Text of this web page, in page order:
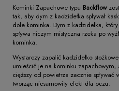
Kominki Zapachowe typu Backflow
tak, aby dym z kadzidełka spływał
dole kominka. Dym z kadzidełka,
spływa niczym mistyczna rzeka po
kominka.
Wystarczy zapalić kadzidełko
umieścić je na kominku zapachowym,
cięższy od powietrza zacznie spływać
tworząc niesamowity efekt dla oczu.